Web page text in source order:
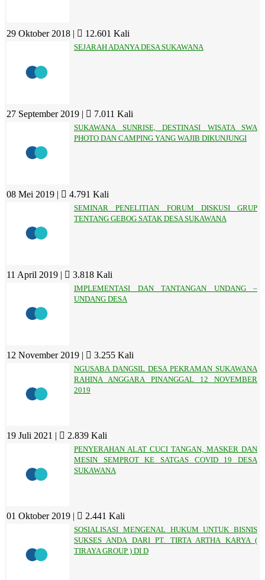
29 Oktober 2018 | 12.601 Kali
SEJARAH ADANYA DESA SUKAWANA
27 September 2019 | 7.011 Kali
SUKAWANA SUNRISE, DESTINASI WISATA SWA
PHOTO DAN CAMPING YANG WAJIB DIKUNJUNGI
08 Mei 2019 | 4.791 Kali
SEMINAR PENELITIAN FORUM DISKUSI GRUP
TENTANG GEBOG SATAK DESA SUKAWANA
11 April 2019 | 3.818 Kali
IMPLEMENTASI DAN TANTANGAN UNDANG –
UNDANG DESA
12 November 2019 | 3.255 Kali
NGUSABA DANGSIL DESA PEKRAMAN SUKAWANA
RAHINA ANGGARA PINANGGAL 12 NOVEMBER
2019
19 Juli 2021 | 2.839 Kali
PENYERAHAN ALAT CUCI TANGAN, MASKER DAN
MESIN SEMPROT KE SATGAS COVID 19 DESA
SUKAWANA
01 Oktober 2019 | 2.441 Kali
SOSIALISASI MENGENAL HUKUM UNTUK BISNIS
SUKSES ANDA DARI PT. TIRTA ARTHA KARYA (
TIRAYA GROUP ) DI D